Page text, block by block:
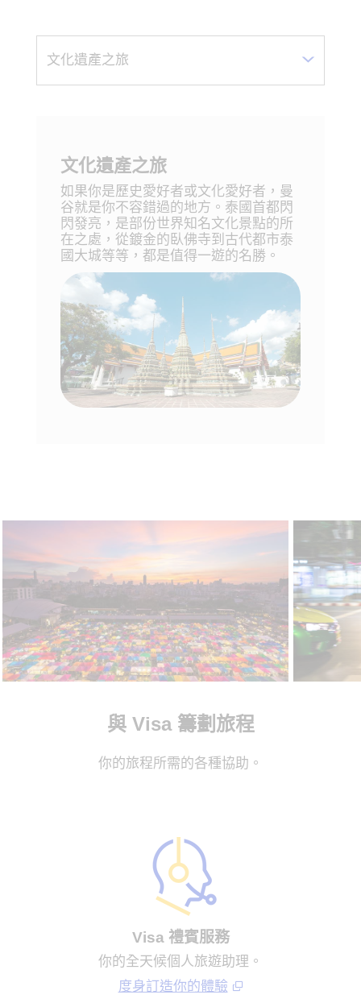
文化遺產之旅
如果你是歷史愛好者或文化愛好者，曼
谷就是你不容錯過的地方。泰國首都閃
閃發亮，是部份世界知名文化景點的所
在之處，從鍍金的臥佛寺到古代都市泰
國大城等等，都是值得一遊的名勝。
與 Visa 籌劃旅程
你的旅程所需的各種協助。
Visa 禮賓服務
你的全天候個人旅遊助理。
度身訂造你的體驗